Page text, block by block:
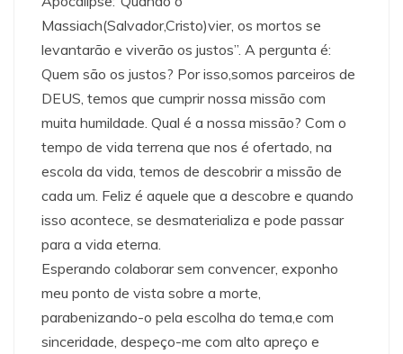
Massiach(Salvador,Cristo)vier, os mortos se
levantarão e viverão os justos”. A pergunta é:
Quem são os justos? Por isso,somos parceiros de
DEUS, temos que cumprir nossa missão com
muita humildade. Qual é a nossa missão? Com o
tempo de vida terrena que nos é ofertado, na
escola da vida, temos de descobrir a missão de
cada um. Feliz é aquele que a descobre e quando
isso acontece, se desmaterializa e pode passar
para a vida eterna.
Esperando colaborar sem convencer, exponho
meu ponto de vista sobre a morte,
parabenizando-o pela escolha do tema,e com
sinceridade, despeço-me com alto apreço e